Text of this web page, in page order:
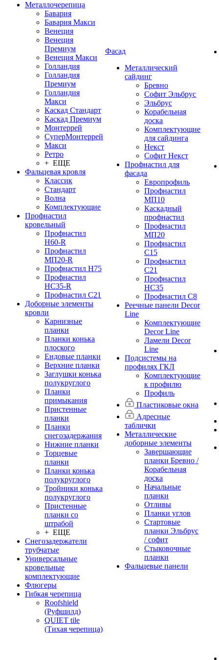
Металлочерепица
Бавария
Бавария Макси
Венеция
Венеция
Премиум
Венеция Макси
Голландия
Голландия
Премиум
Голландия
Макси
Каскад Стандарт
Каскад Премиум
Монтеррей
СуперМонтеррей
Макси
Ретро
+ ЕЩЕ
Фальцевая кровля
Классик
Стандарт
Волна
Комплектующие
Профнастил
кровельный
Профнастил
Н60-R
Профнастил
МП20-R
Профнастил Н75
Профнастил
НС35-R
Профнастил С21
Доборные элементы
кровли
Карнизные
планки
Планки конька
плоского
Ендовые планки
Верхние планки
Заглушки конька
полукруглого
Планки
примыкания
Пристенные
планки
Планки
снегозадержания
Нижние планки
Торцевые
планки
Планки конька
полукруглого
Тройники конька
полукруглого
Пристенные
планки со
штрабой
+ ЕЩЕ
Снегозадержатели
трубчатые
Универсальные
кровельные
комплектующие
Флюгеры
Гибкая черепица
Roofshield
(Руфшилд)
QUIET tile
(Тихая черепица)
Фасад
Металлический
сайдинг
Бревно
Софит Эльбрус
Эльбрус
Корабельная
доска
Комплектующие
для сайдинга
Некст
Софит Некст
Профнастил для
фасада
Европрофиль
Профнастил
МП10
Каскадный
профнастил
Профнастил
МП20
Профнастил
С15
Профнастил
С21
Профнастил
НС35
Профнастил С8
Реечные панели Decor
Line
Комплектующие
Decor Line
Ламели Decor
Line
Подсистемы на
профилях ГКЛ
Комплектующие
к профилю
Профиль
Пластиковые окна
Адресные
таблички
Металлические
доборные элементы
Завершающие
планки Бревно /
Корабельная
доска
Начальные
планки
Отливы
Планки углов
Стартовые
планки Эльбрус
/ софит
Стыковочные
планки
Фальцевые панели